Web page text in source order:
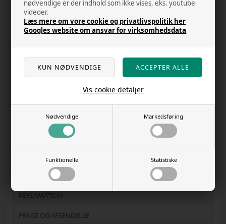
nødvendige er der indhold som ikke vises, eks. youtube
videoer.
Læs mere om vore cookie og privatlivspolitik her
Googles website om ansvar for virksomhedsdata
Nødvendige Markedsføring
Funktionelle Statistiske
Vis cookie detaljer
COOKIE POLITIK - INDSTILLINGER
DATA OG PRIVATLIVS POLITIK
F.A.Q.
KUNDECENTER - LOG IND
KUNDE ANMELDELSER
REKLAMATION
FRAGT OG AFSENDELSE